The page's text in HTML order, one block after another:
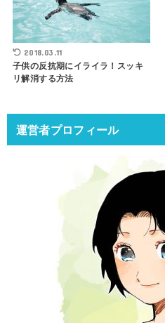
2018.03.11
子供の反抗期にイライラ！スッキ
リ解消する方法
運営者プロフィール